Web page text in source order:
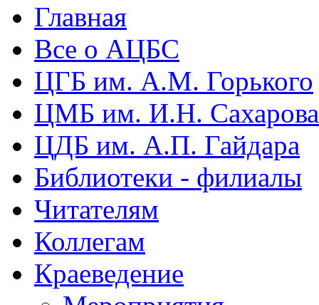
Главная
Все о АЦБС
ЦГБ им. А.М. Горького
ЦМБ им. И.Н. Сахарова
ЦДБ им. А.П. Гайдара
Библиотеки - филиалы
Читателям
Коллегам
Краеведение